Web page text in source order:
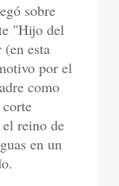
sobre
"Hijo del
esta
por el
como
reino de
en un